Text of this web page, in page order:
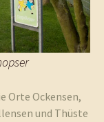
Orte Ockensen,
und Thüste